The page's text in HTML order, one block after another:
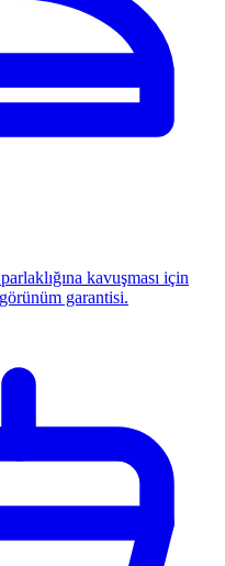
kavuşması için
garantisi.